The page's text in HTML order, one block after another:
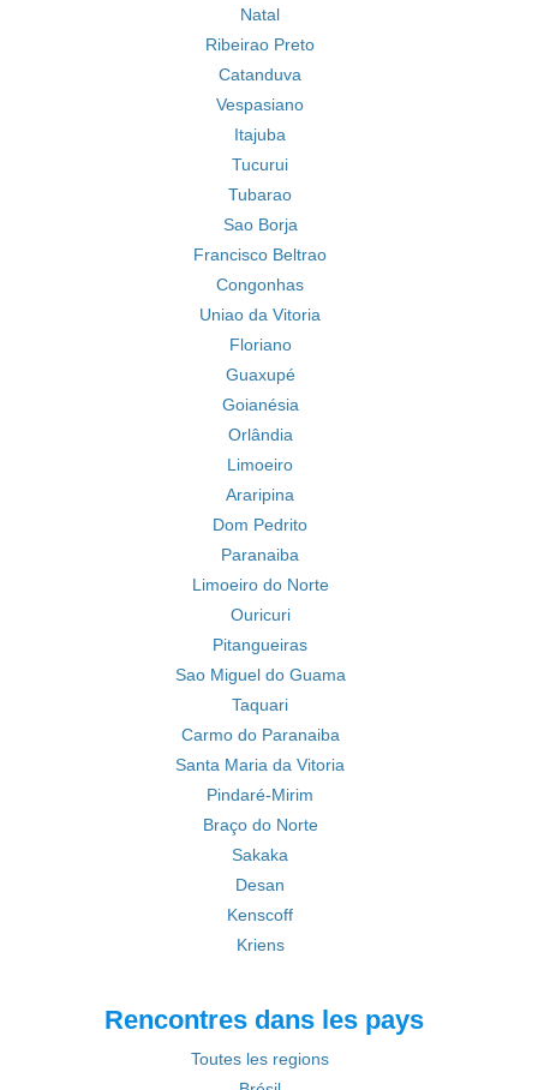
Natal
Ribeirao Preto
Catanduva
Vespasiano
Itajuba
Tucurui
Tubarao
Sao Borja
Francisco Beltrao
Congonhas
Uniao da Vitoria
Floriano
Guaxupé
Goianésia
Orlândia
Limoeiro
Araripina
Dom Pedrito
Paranaiba
Limoeiro do Norte
Ouricuri
Pitangueiras
Sao Miguel do Guama
Taquari
Carmo do Paranaiba
Santa Maria da Vitoria
Pindaré-Mirim
Braço do Norte
Sakaka
Desan
Kenscoff
Kriens
Rencontres dans les pays
Toutes les regions